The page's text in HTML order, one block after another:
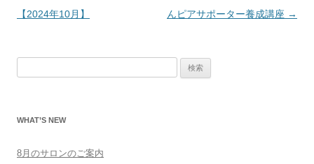
稿
ン
【2024年10月】
んピアサポーター養成講座 →
WHAT’S NEW
8月のサロンのご案内